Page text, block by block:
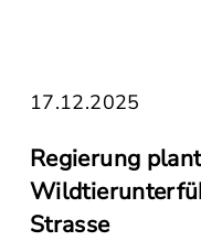
17.12.2025
Regierung
Strasse